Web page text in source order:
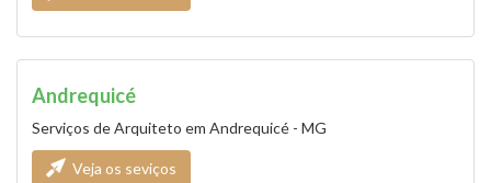
Andrequicé
Serviços de Arquiteto em Andrequicé - MG
Veja os seviços